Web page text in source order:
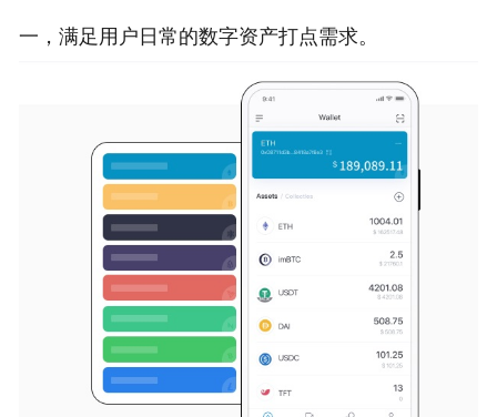
一，满足用户日常的数字资产打点需求。